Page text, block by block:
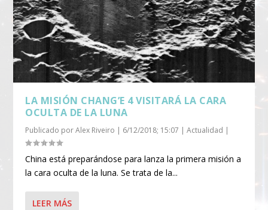
LA MISIÓN CHANG’E 4 VISITARÁ LA CARA
OCULTA DE LA LUNA
Publicado porAlex Riveiro | 6/12/2018; 15:07 |Actualidad |
China está preparándose para lanza la primera misión a
la cara oculta de la luna. Se trata de la...
LEER MÁS